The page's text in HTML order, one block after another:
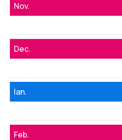
Nov.
Dec.
Ian.
Feb.